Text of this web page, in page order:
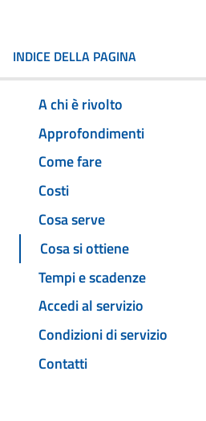
INDICE DELLA PAGINA
A chi è rivolto
Approfondimenti
Come fare
Costi
Cosa serve
Cosa si ottiene
Tempi e scadenze
Accedi al servizio
Condizioni di servizio
Contatti